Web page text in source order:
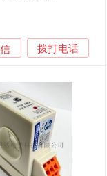
拨打电话